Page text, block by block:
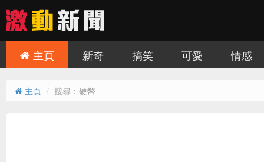
主頁 新奇 搞笑 可愛 情感
主頁 搜尋：硬幣